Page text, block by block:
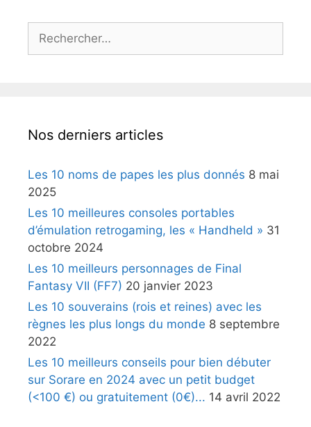
Nos derniers articles
Les 10 noms de papes les plus donnés 8 mai
2025
Les 10 meilleures consoles portables
d’émulation retrogaming, les « Handheld » 31
octobre 2024
Les 10 meilleurs personnages de Final
Fantasy VII (FF7) 20 janvier 2023
Les 10 souverains (rois et reines) avec les
règnes les plus longs du monde 8 septembre
2022
Les 10 meilleurs conseils pour bien débuter
sur Sorare en 2024 avec un petit budget
(<100 €) ou gratuitement (0€)... 14 avril 2022